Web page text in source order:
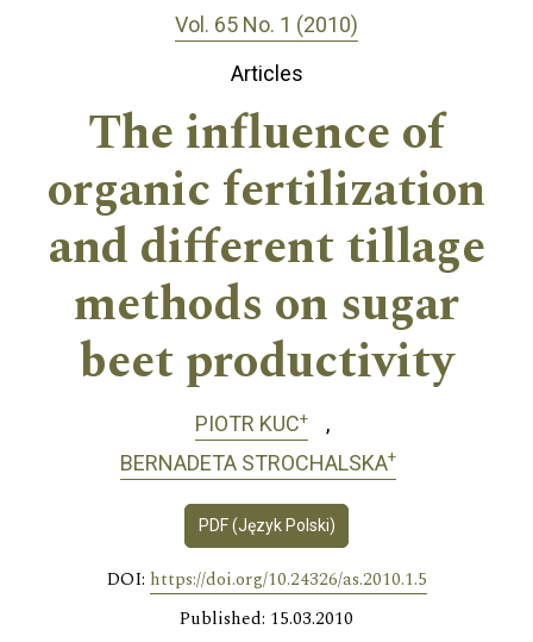
Vol. 65 No. 1 (2010)
Articles
The influence of
organic fertilization
and different tillage
methods on sugar
beet productivity
PIOTR KUC+
BERNADETA STROCHALSKA+
PDF (Język Polski)
DOI: https://doi.org/10.24326/as.2010.1.5
Published: 15.03.2010